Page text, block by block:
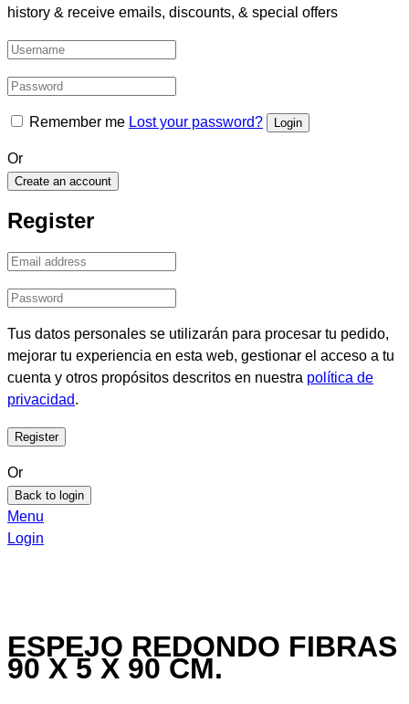
history & receive emails, discounts, & special offers
Remember me Lost your password?
Or
Create an account
Register
Tus datos personales se utilizarán para procesar tu pedido,
mejorar tu experiencia en esta web, gestionar el acceso a tu
cuenta y otros propósitos descritos en nuestra política de
privacidad.
Or
Back to login
Menu
Login
ESPEJO REDONDO FIBRAS
90 X 5 X 90 CM.